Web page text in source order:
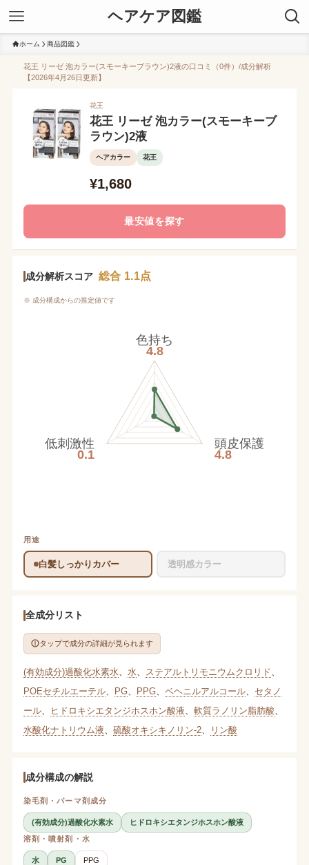
ヘアケア図鑑
ホーム 商品図鑑
花王 リーゼ 泡カラー(スモーキーブラウン)2液の口コミ（0件）/成分解析
【2026年4月26日更新】
花王
花王 リーゼ 泡カラー(スモーキーブ
ラウン)2液
ヘアカラー 花王
¥1,680
最安値を探す
成分解析スコア 総合 1.1点
※ 成分構成からの推定値です
色持ち
4.8
頭皮保護
4.8
低刺激性
0.1
用途
白髪しっかりカバー 透明感カラー
全成分リスト
タップで成分の詳細が見られます
(有効成分)過酸化水素水 水 ステアルトリモニウムクロリド
POEセチルエーテル、 PG、 PPG、 ベヘニルアルコール、 セタノ
ール、 ヒドロキシエタンジホスホン酸液 軟質ラノリン脂肪酸
水酸化ナトリウム液
硫酸オキシキノリン-2、 リン酸
成分構成の解説
染毛剤・パーマ剤成分
(有効成分)過酸化水素水
ヒドロキシエタンジホスホン酸液
溶剤・噴射剤・水
水 PG
PPG